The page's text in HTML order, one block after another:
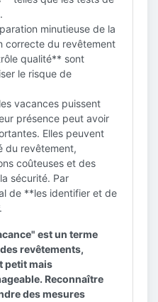
minutieuse de la
correcte du revêtement
qualité** sont
le risque de
vacances puissent
présence peut avoir
Elles peuvent
du revêtement,
coûteuses et des
sécurité. Par
de **les identifier et de
est un terme
revêtements,
petit mais
Reconnaître
des mesures